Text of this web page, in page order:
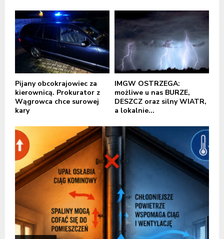
Pijany obcokrajowiec za
kierownicą. Prokurator z
Wągrowca chce surowej
kary
IMGW OSTRZEGA:
możliwe u nas BURZE,
DESZCZ oraz silny WIATR,
a lokalnie...